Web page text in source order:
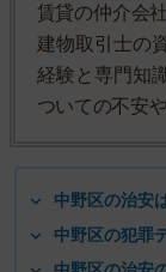
賃貸の仲介会
建物取引士の
経験と専門知
ついての不安
中野区の治安
中野区の犯罪